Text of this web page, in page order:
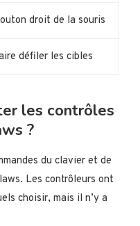
droit de la souris
défiler les cibles
les contrôles
?
du clavier et de
Les contrôleurs ont
choisir, mais il n’y a